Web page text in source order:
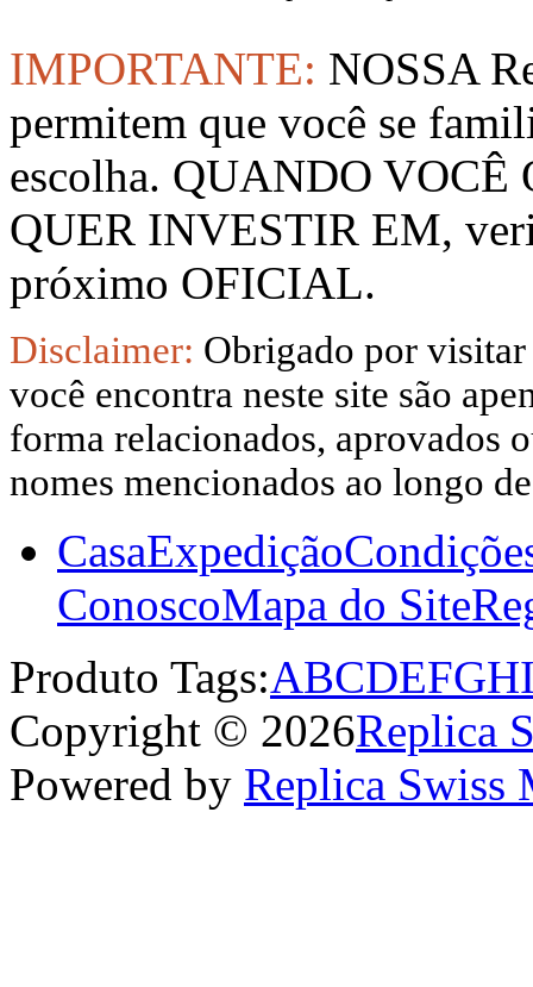
IMPORTANTE: NOSSA
permitem que você se
escolha. QUANDO
QUER INVESTIR EM,
próximo OFICIAL.
Disclaimer: Obrigado por visitar
você encontra neste site são
forma relacionados, aprovados
nomes mencionados ao longo
CasaExpedição
ConoscoMapa do Site
Produto Tags:ABCDEFGH
Copyright © 2026Replica
Powered by Replica Swiss